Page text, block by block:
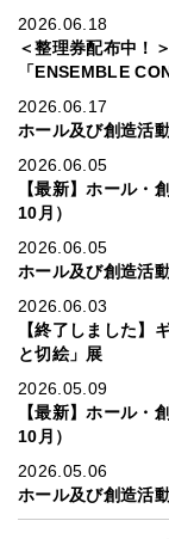
2026.06.18
＜整理券配布中！
「ENSEMBLE
2026.06.17
ホール及び創造活
2026.06.05
【最新】ホール・
10月）
2026.06.05
ホール及び創造活
2026.06.03
【終了しました
と切絵」展
2026.05.09
【最新】ホール・
10月）
2026.05.06
ホール及び創造活